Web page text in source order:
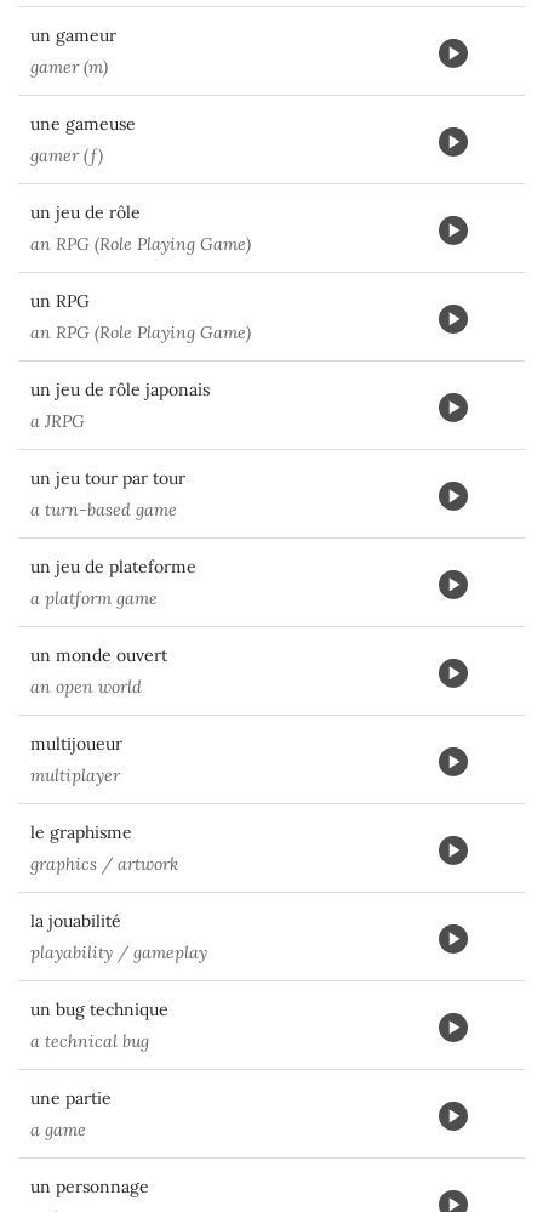
un gameur
gamer (m)
une gameuse
gamer (f)
un jeu de rôle
an RPG (Role Playing Game)
un RPG
an RPG (Role Playing Game)
un jeu de rôle japonais
a JRPG
un jeu tour par tour
a turn-based game
un jeu de plateforme
a platform game
un monde ouvert
an open world
multijoueur
multiplayer
le graphisme
graphics / artwork
la jouabilité
playability / gameplay
un bug technique
a technical bug
une partie
a game
un personnage